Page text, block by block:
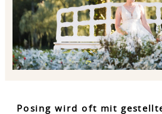
Posing wird oft mit